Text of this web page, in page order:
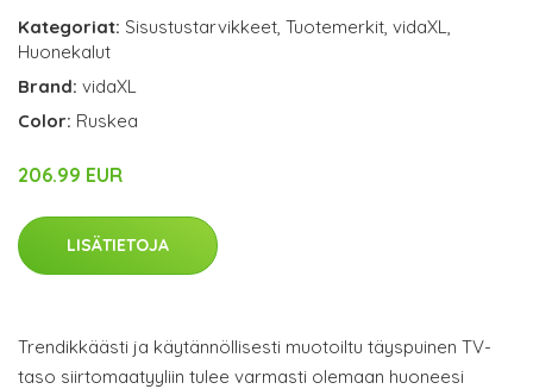
Kategoriat: Sisustustarvikkeet, Tuotemerkit, vidaXL,
Huonekalut
Brand: vidaXL
Color: Ruskea
206.99 EUR
LISÄTIETOJA
Trendikkäästi ja käytännöllisesti muotoiltu täyspuinen TV-
taso siirtomaatyyliin tulee varmasti olemaan huoneesi